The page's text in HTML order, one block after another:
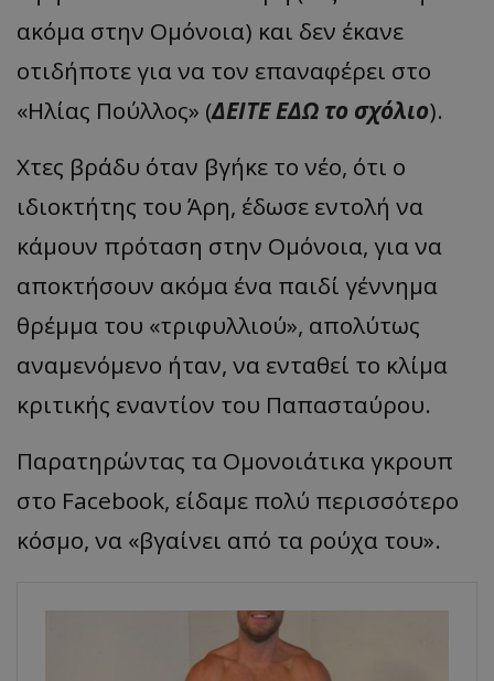
ακόμα στην Ομόνοια) και δεν έκανε
οτιδήποτε για να τον επαναφέρει στο
«Ηλίας Πούλλος» (ΔΕΙΤΕ ΕΔΩ το σχόλιο).
Χτες βράδυ όταν βγήκε το νέο, ότι ο
ιδιοκτήτης του Άρη, έδωσε εντολή να
κάμουν πρόταση στην Ομόνοια, για να
αποκτήσουν ακόμα ένα παιδί γέννημα
θρέμμα του «τριφυλλιού», απολύτως
αναμενόμενο ήταν, να ενταθεί το κλίμα
κριτικής εναντίον του Παπασταύρου.
Παρατηρώντας τα Ομονοιάτικα γκρουπ
στο Facebook, είδαμε πολύ περισσότερο
κόσμο, να «βγαίνει από τα ρούχα του».